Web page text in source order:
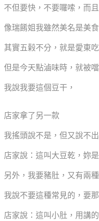
不但要快，不要囉嗦，而
像瑞餚姐我雖然美名是美
其實五榖不分，就是愛東
但是今天點滷味時，就被
我說我要這個豆干，
店家拿了另一款
我搖頭說不是，但又說不
店家說：這叫大豆乾，妳
另外，我要豬肚，又有兩種
我說不要這種常見的，要
店家說：這叫小肚，用講的